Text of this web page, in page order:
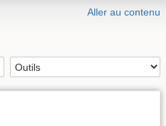
Aller au contenu